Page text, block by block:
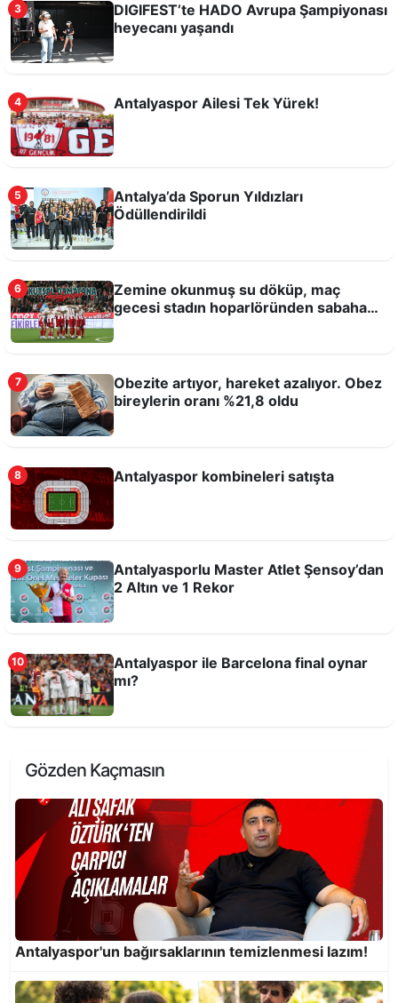
İbradı'da Gerçekleştirildi
Çocuklara ücretsiz buz pateni eğitimi
Kombine al, şehrinin takımını destekle!
Feslikan’da Başpehlivan Erkan Taş
3
DIGIFEST’te HADO Avrupa Şampiyonası
heyecanı yaşandı
4 Antalyaspor Ailesi Tek Yürek!
5
Antalya’da Sporun Yıldızları
Ödüllendirildi
6
Zemine okunmuş su döküp, maç
gecesi stadın hoparlöründen sabaha
7
Obezite artıyor, hareket azalıyor. Obez
bireylerin oranı %21,8 oldu
8 Antalyaspor kombineleri satışta
9
Antalyasporlu Master Atlet Şensoy’dan
2 Altın ve 1 Rekor
10
Antalyaspor ile Barcelona final oynar
mı?
Gözden Kaçmasın
Antalyaspor'un bağırsaklarının temizlenmesi lazım!